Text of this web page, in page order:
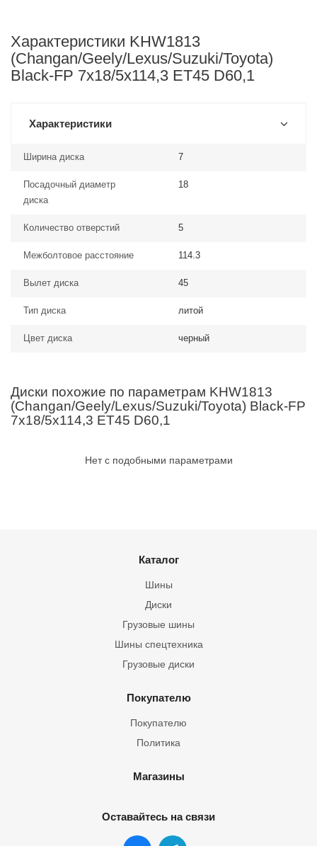
Характеристики KHW1813
(Changan/Geely/Lexus/Suzuki/Toyota)
Black-FP 7x18/5x114,3 ET45 D60,1
Характеристики
Ширина диска 7
Посадочный диаметр
диска
18
Количество отверстий 5
Межболтовое расстояние 114.3
Вылет диска 45
Тип диска литой
Цвет диска черный
Диски похожие по параметрам KHW1813
(Changan/Geely/Lexus/Suzuki/Toyota) Black-FP
7x18/5x114,3 ET45 D60,1
Нет с подобными параметрами
Каталог
Шины
Грузовые шины
Шины спецтехника
Диски
Грузовые диски
Покупателю
Покупателю
Политика
Магазины
Оставайтесь на связи